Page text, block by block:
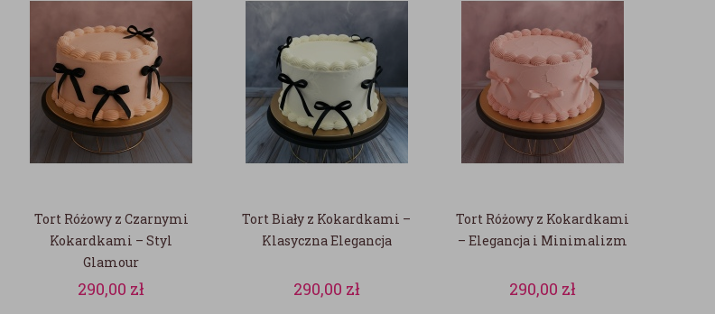
Tort Różowy z Czarnymi
Kokardkami – Styl
Glamour
290,00 zł
Tort Biały z Kokardkami –
Klasyczna Elegancja
290,00 zł
Tort Różowy z Kokardkami
– Elegancja i Minimalizm
290,00 zł